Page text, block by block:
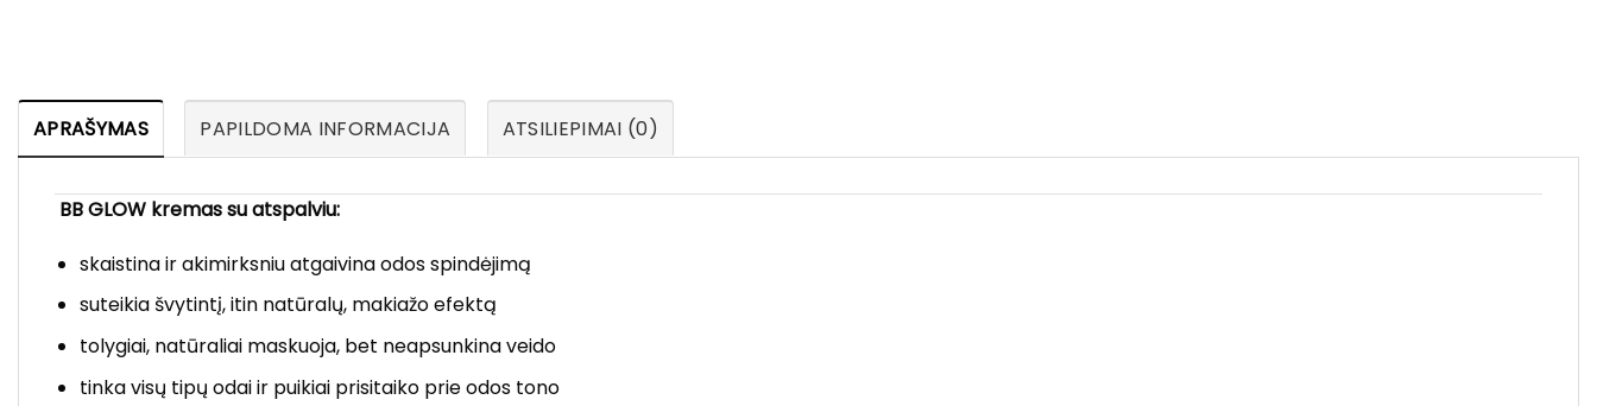
APRAŠYMAS PAPILDOMA INFORMACIJA ATSILIEPIMAI (0)
BB GLOW kremas su atspalviu:
skaistina ir akimirksniu atgaivina odos spindėjimą
suteikia švytintį, itin natūralų, makiažo efektą
tolygiai, natūraliai maskuoja, bet neapsunkina veido
tinka visų tipų odai ir puikiai prisitaiko prie odos tono